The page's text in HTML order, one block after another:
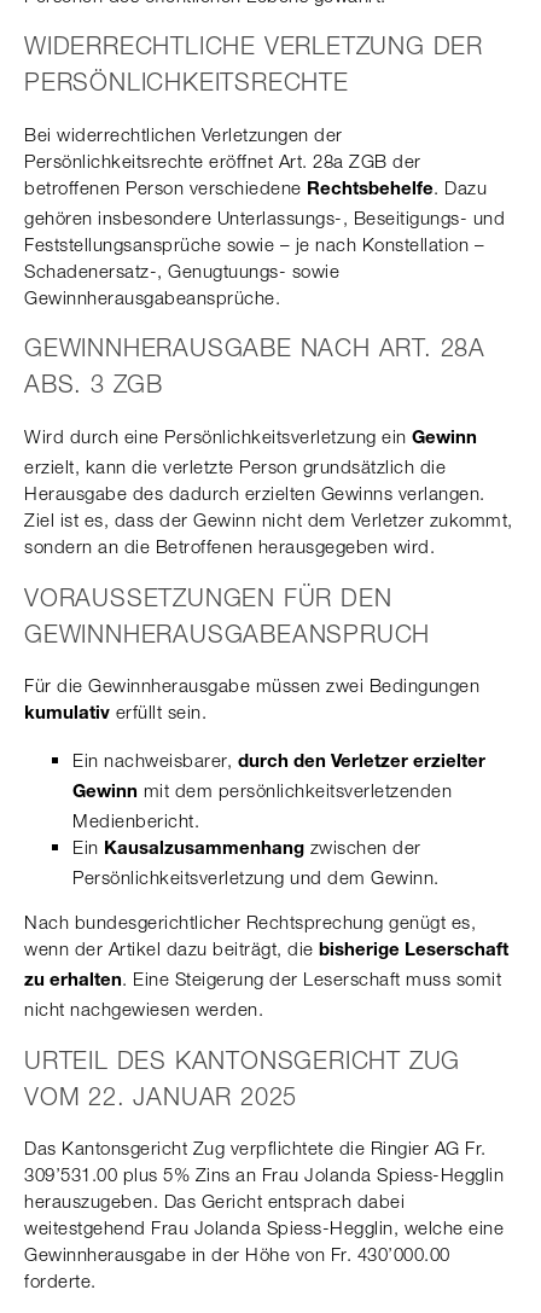
WIDERRECHTLICHE VERLETZUNG DER
PERSÖNLICHKEITSRECHTE
Bei widerrechtlichen Verletzungen der
Persönlichkeitsrechte eröffnet Art. 28a ZGB der
betroffenen Person verschiedene Rechtsbehelfe. Dazu
gehören insbesondere Unterlassungs-, Beseitigungs- und
Feststellungsansprüche sowie – je nach Konstellation –
Schadenersatz-, Genugtuungs- sowie
Gewinnherausgabeansprüche.
GEWINNHERAUSGABE NACH ART. 28A
ABS. 3 ZGB
Wird durch eine Persönlichkeitsverletzung ein Gewinn
erzielt, kann die verletzte Person grundsätzlich die
Herausgabe des dadurch erzielten Gewinns verlangen.
Ziel ist es, dass der Gewinn nicht dem Verletzer zukommt,
sondern an die Betroffenen herausgegeben wird.
VORAUSSETZUNGEN FÜR DEN
GEWINNHERAUSGABEANSPRUCH
Für die Gewinnherausgabe müssen zwei Bedingungen
kumulativ erfüllt sein.
Ein nachweisbarer, durch den Verletzer erzielter
Gewinn mit dem persönlichkeitsverletzenden
Medienbericht.
Ein Kausalzusammenhang zwischen der
Persönlichkeitsverletzung und dem Gewinn.
Nach bundesgerichtlicher Rechtsprechung genügt es,
wenn der Artikel dazu beiträgt, die bisherige Leserschaft
zu erhalten. Eine Steigerung der Leserschaft muss somit
nicht nachgewiesen werden.
URTEIL DES KANTONSGERICHT ZUG
VOM 22. JANUAR 2025
Das Kantonsgericht Zug verpflichtete die Ringier AG Fr.
309’531.00 plus 5% Zins an Frau Jolanda Spiess-Hegglin
herauszugeben. Das Gericht entsprach dabei
weitestgehend Frau Jolanda Spiess-Hegglin, welche eine
Gewinnherausgabe in der Höhe von Fr. 430’000.00
forderte.